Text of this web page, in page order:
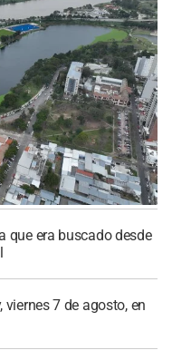
que era buscado desde
viernes 7 de agosto, en